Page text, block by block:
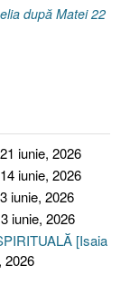
după Matei 22
21 iunie, 2026
14 iunie, 2026
iunie, 2026
iunie, 2026
[Isaia
2026